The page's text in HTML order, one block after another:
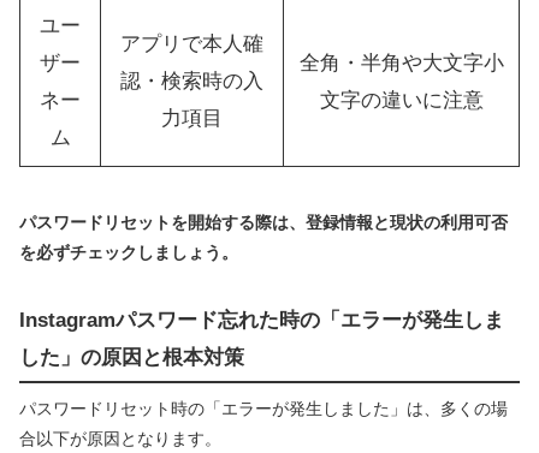
ユー
ザー
ネー
ム
アプリで本人確
認・検索時の入
力項目
全角・半角や大文字小
文字の違いに注意
パスワードリセットを開始する際は、登録情報と現状の利用可否
を必ずチェックしましょう。
Instagramパスワード忘れた時の「エラーが発生しま
した」の原因と根本対策
パスワードリセット時の「エラーが発生しました」は、多くの場
合以下が原因となります。